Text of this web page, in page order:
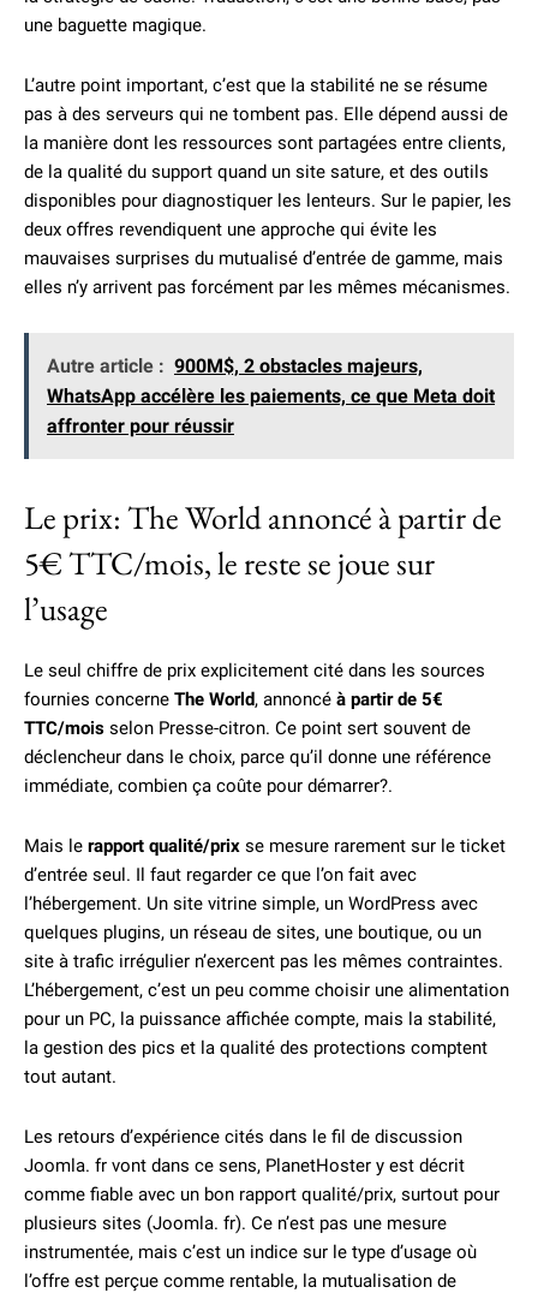
une baguette magique.
L’autre point important, c’est que la stabilité ne se résume
pas à des serveurs qui ne tombent pas. Elle dépend aussi de
la manière dont les ressources sont partagées entre clients,
de la qualité du support quand un site sature, et des outils
disponibles pour diagnostiquer les lenteurs. Sur le papier, les
deux offres revendiquent une approche qui évite les
mauvaises surprises du mutualisé d’entrée de gamme, mais
elles n’y arrivent pas forcément par les mêmes mécanismes.
Autre article : 900M$, 2 obstacles majeurs,
WhatsApp accélère les paiements, ce que Meta doit
affronter pour réussir
Le prix: The World annoncé à partir de
5€ TTC/mois, le reste se joue sur
l’usage
Le seul chiffre de prix explicitement cité dans les sources
fournies concerne The World, annoncé à partir de 5€
TTC/mois selon Presse-citron. Ce point sert souvent de
déclencheur dans le choix, parce qu’il donne une référence
immédiate, combien ça coûte pour démarrer?.
Mais le rapport qualité/prix se mesure rarement sur le ticket
d’entrée seul. Il faut regarder ce que l’on fait avec
l’hébergement. Un site vitrine simple, un WordPress avec
quelques plugins, un réseau de sites, une boutique, ou un
site à trafic irrégulier n’exercent pas les mêmes contraintes.
L’hébergement, c’est un peu comme choisir une alimentation
pour un PC, la puissance affichée compte, mais la stabilité,
la gestion des pics et la qualité des protections comptent
tout autant.
Les retours d’expérience cités dans le fil de discussion
Joomla. fr vont dans ce sens, PlanetHoster y est décrit
comme fiable avec un bon rapport qualité/prix, surtout pour
plusieurs sites (Joomla. fr). Ce n’est pas une mesure
instrumentée, mais c’est un indice sur le type d’usage où
l’offre est perçue comme rentable, la mutualisation de